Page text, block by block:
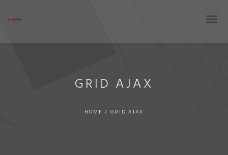
GRID AJAX
HOME / GRID AJAX